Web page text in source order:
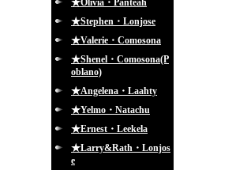
★Olivia・Panteah
★Stephen・Lonjose
★Valerie・Comosona
★Shenel・Comosona(P
oblano)
★Angelena・Laahty
★Yelmo・Natachu
★Ernest・Leekela
★Larry&Rath・Lonjos
e